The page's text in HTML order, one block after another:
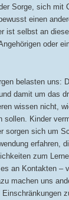
Sorge, sich mit
einen
ist selbst an
oder
belasten uns:
damit um das
wissen nicht,
sollen. Kinder
sorgen sich um
erfahren,
zum
an Kontakten –
machen uns